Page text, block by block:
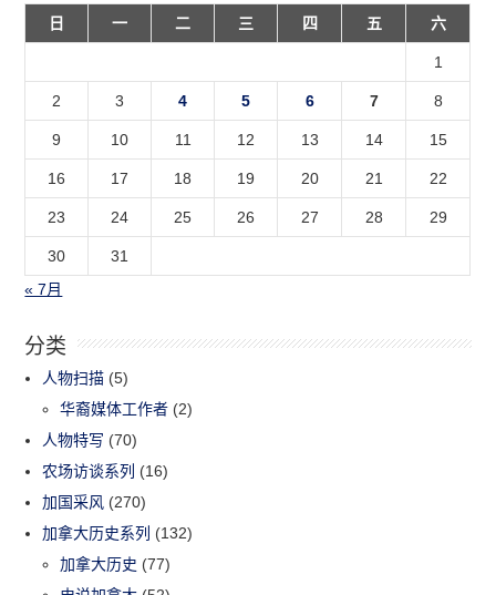
日
一 二 三 四 五 六
1
2 3 4 5 6 7 8
9 10 11 12 13 14 15
16 17 18 19 20 21 22
23 24 25 26 27 28 29
30
31
« 7月
分类
人物扫描 (5)
华裔媒体工作者 (2)
人物特写 (70)
农场访谈系列 (16)
加国采风 (270)
加拿大历史系列 (132)
加拿大历史 (77)